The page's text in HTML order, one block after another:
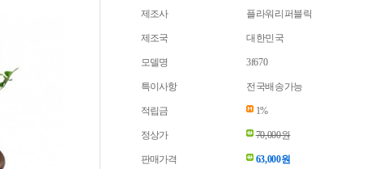
제조사 플라워리퍼블릭
제조국 대한민국
모델명 3f670
특이사항 전국배송가능
적립금 1%
정상가 70,000원
판매가격 63,000원